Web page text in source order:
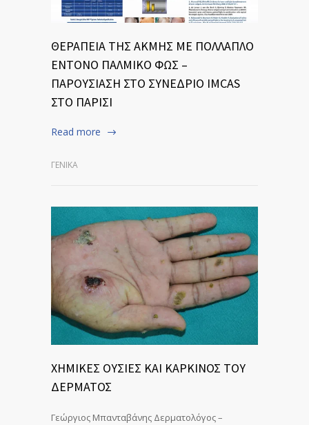
ΘΕΡΑΠΕΙΑ ΤΗΣ ΑΚΜΗΣ ΜΕ ΠΟΛΛΑΠΛΟ
ΕΝΤΟΝΟ ΠΑΛΜΙΚΟ ΦΩΣ –
ΠΑΡΟΥΣΙΑΣΗ ΣΤΟ ΣΥΝΕΔΡΙΟ IMCAS
ΣΤΟ ΠΑΡΙΣΙ
Read more
ΓΕΝΙΚΆ
ΧΗΜΙΚΕΣ ΟΥΣΙΕΣ ΚΑΙ ΚΑΡΚΙΝΟΣ ΤΟΥ
ΔΕΡΜΑΤΟΣ
Γεώργιος Μπανταβάνης Δερματολόγος –